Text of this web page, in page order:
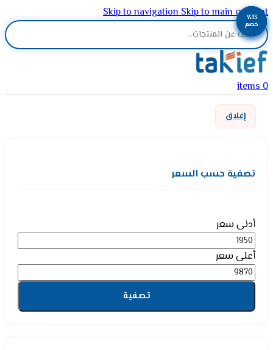
Skip to navigationSkip to main content
0
items
إغلاق
تصفية حسب السعر
أدنى سعر
أعلى سعر
تصفية
٪13
خصم
٪13
خصم
٪13
خصم
٪13
خصم